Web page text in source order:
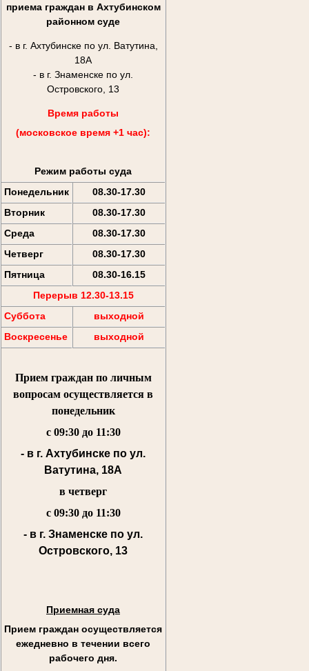
приема граждан в Ахтубинском
районном суде
- в г. Ахтубинске по ул. Ватутина,
18А
- в г. Знаменске по ул.
Островского, 13
Время работы
(московское время +1 час):
Режим работы суда
Понедельник
08.30-17.30
Вторник
08.30-17.30
Среда
08.30-17.30
Четверг
08.30-17.30
Пятница
08.30-16.15
Перерыв 12.30-13.15
Суббота
выходной
Воскресенье
выходной
Прием граждан по личным
вопросам осуществляется в
понедельник
с 09:30 до 11:30
- в г. Ахтубинске по ул.
Ватутина, 18А
в четверг
с 09:30 до 11:30
- в г. Знаменске по ул.
Островского, 13
Приемная суда
Прием граждан осуществляется
ежедневно в течении всего
рабочего дня.